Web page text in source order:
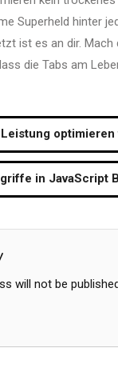
Superheld hinter
ist es an dir. Mach
die Tabs am
Leistung
in JavaScript
will not be